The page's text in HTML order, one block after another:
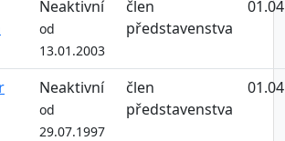
Neaktivní
od
13.01.2003
člen
představenstva
Neaktivní
od
29.07.1997
člen
představenstva